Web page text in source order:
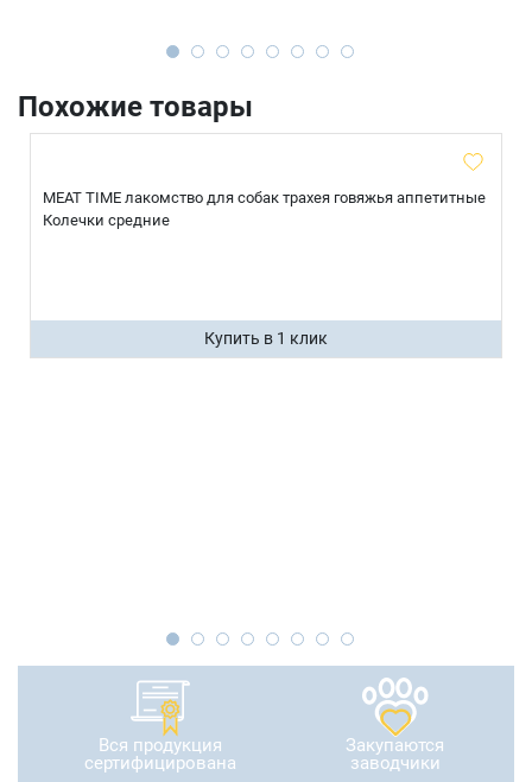
Похожие товары
MEAT TIME лакомство для собак трахея говяжья аппетитные
Колечки средние
Купить в 1 клик
Вся продукция
сертифицирована
Закупаются
заводчики